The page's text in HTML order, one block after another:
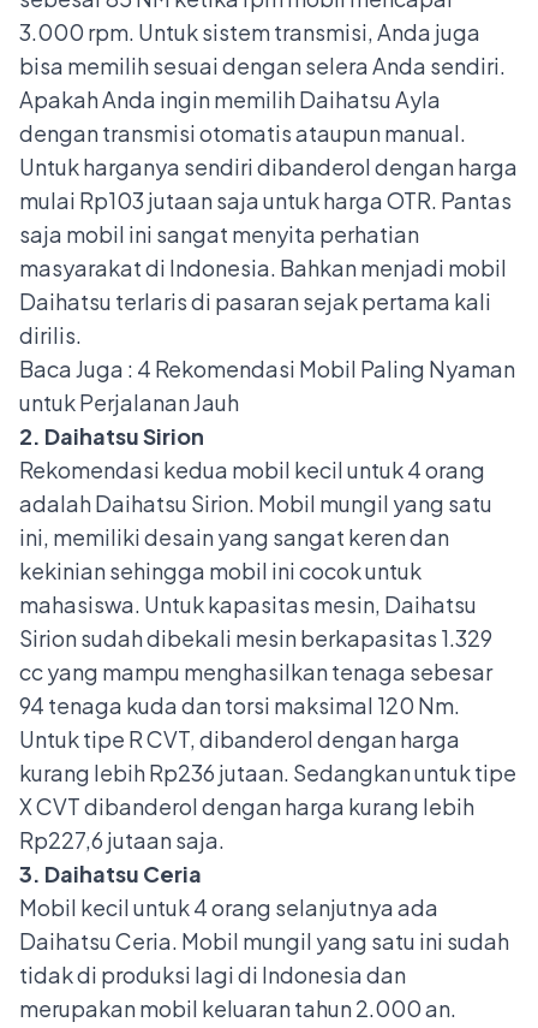
3.000 rpm. Untuk sistem transmisi, Anda juga
bisa memilih sesuai dengan selera Anda sendiri.
Apakah Anda ingin memilih Daihatsu Ayla
dengantransmisi otomatisataupun manual.
Untuk harganya sendiri dibanderol dengan harga
mulai Rp103 jutaan saja untuk harga OTR. Pantas
saja mobil ini sangat menyita perhatian
masyarakat di Indonesia. Bahkan menjadi mobil
Daihatsu terlaris di pasaran sejak pertama kali
dirilis.
Baca Juga : 4 Rekomendasi Mobil Paling Nyaman
untuk Perjalanan Jauh
2. Daihatsu Sirion
Rekomendasi kedua mobil kecil untuk 4 orang
adalahDaihatsu Sirion. Mobil mungil yang satu
ini, memiliki desain yang sangat keren dan
kekinian sehingga mobil ini cocok untuk
mahasiswa. Untuk kapasitas mesin, Daihatsu
Sirion sudah dibekali mesin berkapasitas 1.329
cc yang mampu menghasilkan tenaga sebesar
94 tenaga kuda dan torsi maksimal 120 Nm.
Untuk tipe R CVT, dibanderol dengan harga
kurang lebih Rp236 jutaan. Sedangkan untuk tipe
X CVT dibanderol dengan harga kurang lebih
Rp227,6 jutaan saja.
3. Daihatsu Ceria
Mobil kecil untuk 4 orang selanjutnya ada
Daihatsu Ceria. Mobil mungil yang satu ini sudah
tidak di produksi lagi di Indonesia dan
merupakan mobil keluaran tahun 2.000 an.